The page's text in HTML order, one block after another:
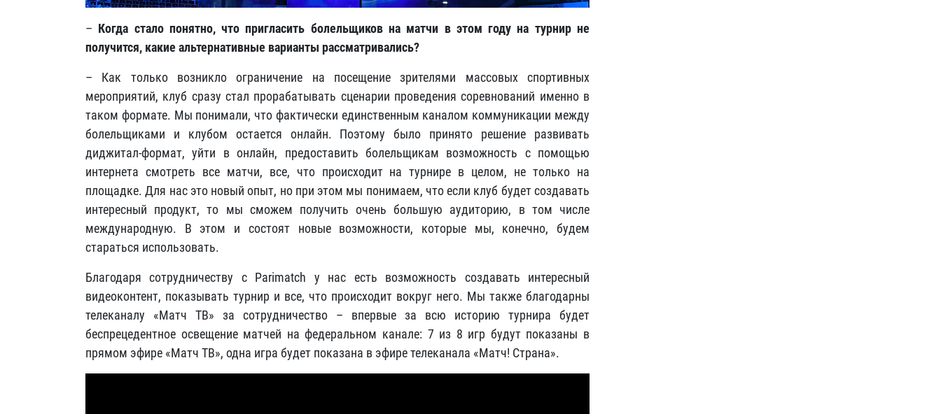
– Когда стало понятно, что пригласить болельщиков на матчи в этом году на турнир не
получится, какие альтернативные варианты рассматривались?
– Как только возникло ограничение на посещение зрителями массовых спортивных
мероприятий, клуб сразу стал прорабатывать сценарии проведения соревнований именно в
таком формате. Мы понимали, что фактически единственным каналом коммуникации между
болельщиками и клубом остается онлайн. Поэтому было принято решение развивать
диджитал-формат, уйти в онлайн, предоставить болельщикам возможность с помощью
интернета смотреть все матчи, все, что происходит на турнире в целом, не только на
площадке. Для нас это новый опыт, но при этом мы понимаем, что если клуб будет создавать
интересный продукт, то мы сможем получить очень большую аудиторию, в том числе
международную. В этом и состоят новые возможности, которые мы, конечно, будем
стараться использовать.
Благодаря сотрудничеству с Parimatch у нас есть возможность создавать интересный
видеоконтент, показывать турнир и все, что происходит вокруг него. Мы также благодарны
телеканалу «Матч ТВ» за сотрудничество – впервые за всю историю турнира будет
беспрецедентное освещение матчей на федеральном канале: 7 из 8 игр будут показаны в
прямом эфире «Матч ТВ», одна игра будет показана в эфире телеканала «Матч! Страна».